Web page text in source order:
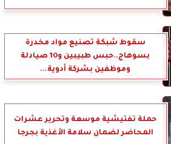
سقوط شبكة تصنيع مواد مخدرة
بسوهاج..حبس طبيبين و10 صيادلة
وموظفين بشركة أدوية...
حملة تفتيشية موسعة وتحرير عشرات
المحاضر لضمان سلامة الأغذية بجرجا